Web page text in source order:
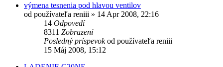
výmena tesnenia pod hlavou ventilov
od používateľa reniii » 14 Apr 2008, 22:16
14 Odpovedí
8311 Zobrazení
Posledný príspevokod používateľa reniii
15 Máj 2008, 15:12